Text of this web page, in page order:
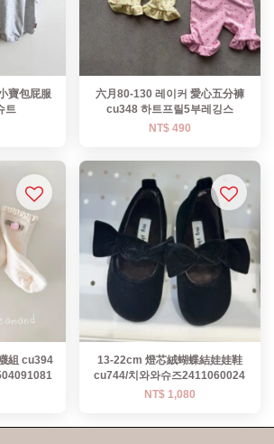
寶包屁服
트
六月80-130 레이커 愛心五分褲
cu348 하트프릴5부레깅스
NT$ 490
組 cu394
13-22cm 燈芯絨蝴蝶結娃娃鞋
cu744/치와와슈즈2411060024
NT$ 1,080